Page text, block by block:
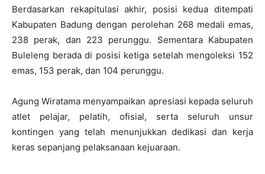
Berdasarkan rekapitulasi akhir, posisi kedua ditempati
Kabupaten Badung dengan perolehan 268 medali emas,
238 perak, dan 223 perunggu. Sementara Kabupaten
Buleleng berada di posisi ketiga setelah mengoleksi 152
emas, 153 perak, dan 104 perunggu.
Agung Wiratama menyampaikan apresiasi kepada seluruh
atlet pelajar, pelatih, ofisial, serta seluruh unsur
kontingen yang telah menunjukkan dedikasi dan kerja
keras sepanjang pelaksanaan kejuaraan.